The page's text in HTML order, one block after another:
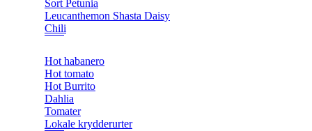
Sort Petunia
Leucanthemon Shasta Daisy
Chili
Hot habanero
Hot tomato
Hot Burrito
Dahlia
Tomater
Lokale krydderurter